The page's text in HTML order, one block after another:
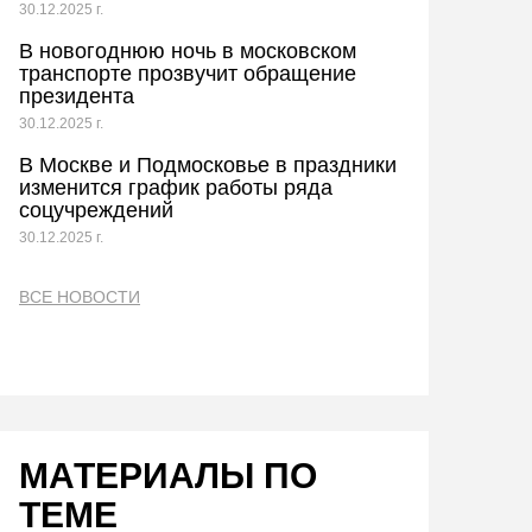
30.12.2025 г.
В новогоднюю ночь в московском
транспорте прозвучит обращение
президента
30.12.2025 г.
В Москве и Подмосковье в праздники
изменится график работы ряда
соцучреждений
30.12.2025 г.
ВСЕ НОВОСТИ
МАТЕРИАЛЫ ПО
ТЕМЕ